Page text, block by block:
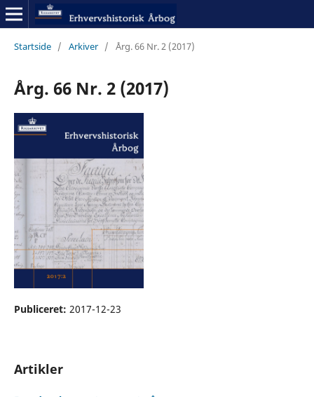
Startside / Arkiver / Årg. 66 Nr. 2 (2017)
Årg. 66 Nr. 2 (2017)
Publiceret: 2017-12-23
Artikler